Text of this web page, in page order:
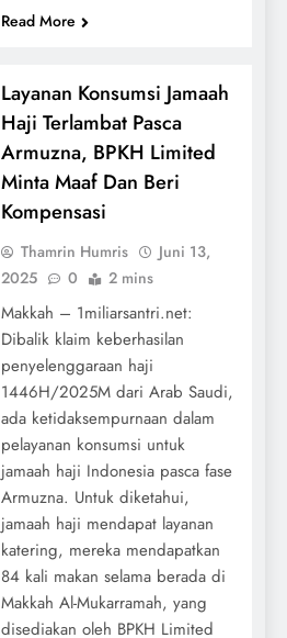
Read More
Layanan Konsumsi Jamaah
Haji Terlambat Pasca
Armuzna, BPKH Limited
Minta Maaf Dan Beri
Kompensasi
Thamrin Humris
Juni 13,
2025
0 2 mins
Makkah – 1miliarsantri.net:
Dibalik klaim keberhasilan
penyelenggaraan haji
1446H/2025M dari Arab Saudi,
ada ketidaksempurnaan dalam
pelayanan konsumsi untuk
jamaah haji Indonesia pasca fase
Armuzna. Untuk diketahui,
jamaah haji mendapat layanan
katering, mereka mendapatkan
84 kali makan selama berada di
Makkah Al-Mukarramah, yang
disediakan oleh BPKH Limited